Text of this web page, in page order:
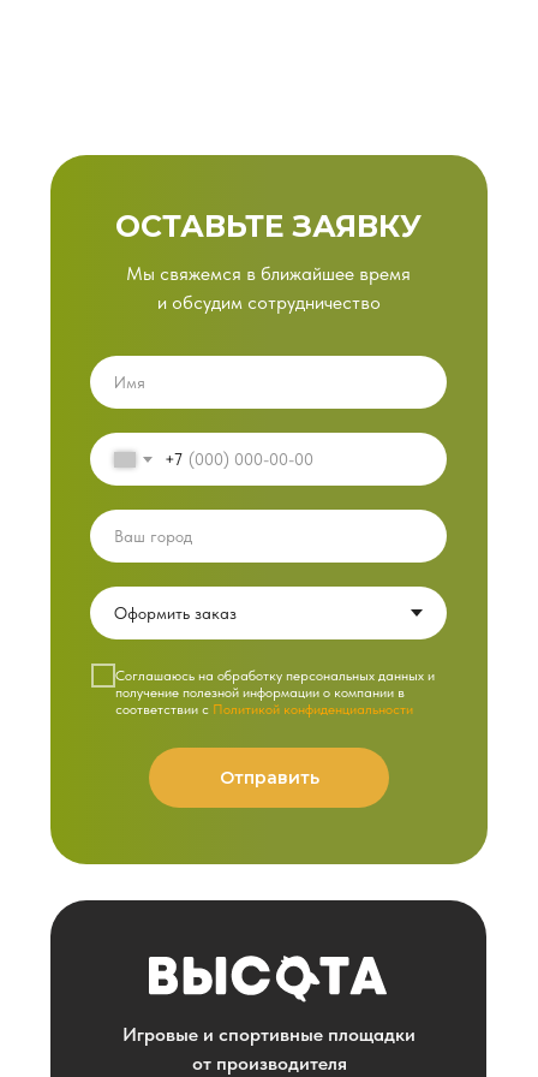
ОСТАВЬТЕ ЗАЯВКУ
Мы свяжемся в ближайшее время
и обсудим сотрудничество
+7
Cоглашаюсь на обработку персональных данных и
получение полезной информации о компании в
соответствии с Политикой конфиденциальности
Отправить
Игровые и спортивные площадки
от производителя